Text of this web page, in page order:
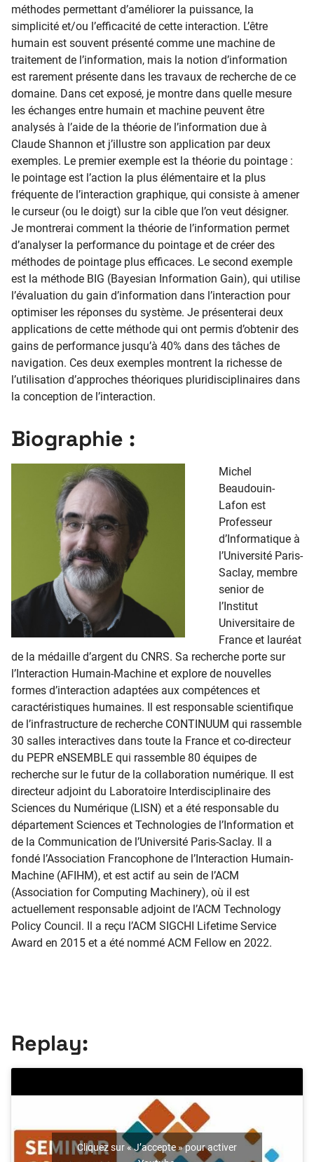
méthodes permettant d’améliorer la puissance, la
simplicité et/ou l’efficacité de cette interaction. L’être
humain est souvent présenté comme une machine de
traitement de l’information, mais la notion d’information
est rarement présente dans les travaux de recherche de ce
domaine. Dans cet exposé, je montre dans quelle mesure
les échanges entre humain et machine peuvent être
analysés à l’aide de la théorie de l’information due à
Claude Shannon et j’illustre son application par deux
exemples. Le premier exemple est la théorie du pointage :
le pointage est l’action la plus élémentaire et la plus
fréquente de l’interaction graphique, qui consiste à amener
le curseur (ou le doigt) sur la cible que l’on veut désigner.
Je montrerai comment la théorie de l’information permet
d’analyser la performance du pointage et de créer des
méthodes de pointage plus efficaces. Le second exemple
est la méthode BIG (Bayesian Information Gain), qui utilise
l’évaluation du gain d’information dans l’interaction pour
optimiser les réponses du système. Je présenterai deux
applications de cette méthode qui ont permis d’obtenir des
gains de performance jusqu’à 40% dans des tâches de
navigation. Ces deux exemples montrent la richesse de
l’utilisation d’approches théoriques pluridisciplinaires dans
la conception de l’interaction.
Biographie :
Michel
Beaudouin-
Lafon est
Professeur
d’Informatique à
l’Université Paris-
Saclay, membre
senior de
l’Institut
Universitaire de
France et lauréat
de la médaille d’argent du CNRS. Sa recherche porte sur
l’Interaction Humain-Machine et explore de nouvelles
formes d’interaction adaptées aux compétences et
caractéristiques humaines. Il est responsable scientifique
de l’infrastructure de recherche CONTINUUM qui rassemble
30 salles interactives dans toute la France et co-directeur
du PEPR eNSEMBLE qui rassemble 80 équipes de
recherche sur le futur de la collaboration numérique. Il est
directeur adjoint du Laboratoire Interdisciplinaire des
Sciences du Numérique (LISN) et a été responsable du
département Sciences et Technologies de l’Information et
de la Communication de l’Université Paris-Saclay. Il a
fondé l’Association Francophone de l’Interaction Humain-
Machine (AFIHM), et est actif au sein de l’ACM
(Association for Computing Machinery), où il est
actuellement responsable adjoint de l’ACM Technology
Policy Council. Il a reçu l’ACM SIGCHI Lifetime Service
Award en 2015 et a été nommé ACM Fellow en 2022.
Replay:
Cliquez sur « J’accepte » pour activer